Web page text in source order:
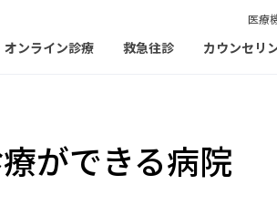
医療
オンライン診療 救急往診 カウンセリ
ができる病院